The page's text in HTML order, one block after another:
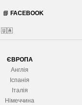
📘 FACEBOOK
🇺🇦
ЄВРОПА
Англія
Іспанія
Італія
Німеччина